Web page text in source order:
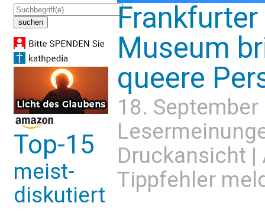
Top-15
meist-
diskutiert
Museum
queere
18.
Druckansicht |
Tippfehler